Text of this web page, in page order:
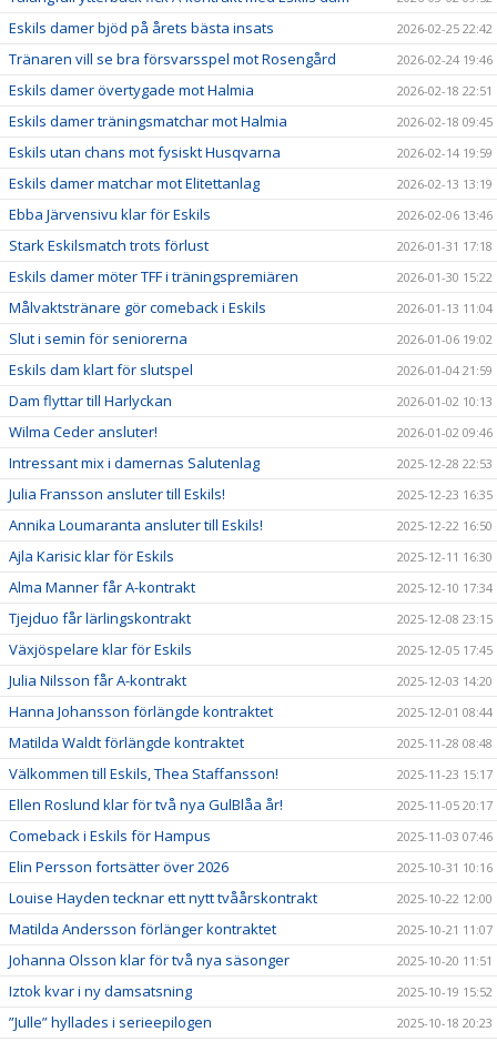
Eskils damer bjöd på årets bästa insats 2026-02-25 22:42
Tränaren vill se bra försvarsspel mot Rosengård 2026-02-24 19:46
Eskils damer övertygade mot Halmia 2026-02-18 22:51
Eskils damer träningsmatchar mot Halmia 2026-02-18 09:45
Eskils utan chans mot fysiskt Husqvarna 2026-02-14 19:59
Eskils damer matchar mot Elitettanlag 2026-02-13 13:19
Ebba Järvensivu klar för Eskils 2026-02-06 13:46
Stark Eskilsmatch trots förlust 2026-01-31 17:18
Eskils damer möter TFF i träningspremiären 2026-01-30 15:22
Målvaktstränare gör comeback i Eskils 2026-01-13 11:04
Slut i semin för seniorerna 2026-01-06 19:02
Eskils dam klart för slutspel 2026-01-04 21:59
Dam flyttar till Harlyckan 2026-01-02 10:13
Wilma Ceder ansluter! 2026-01-02 09:46
Intressant mix i damernas Salutenlag 2025-12-28 22:53
Julia Fransson ansluter till Eskils! 2025-12-23 16:35
Annika Loumaranta ansluter till Eskils! 2025-12-22 16:50
Ajla Karisic klar för Eskils 2025-12-11 16:30
Alma Manner får A-kontrakt 2025-12-10 17:34
Tjejduo får lärlingskontrakt 2025-12-08 23:15
Växjöspelare klar för Eskils 2025-12-05 17:45
Julia Nilsson får A-kontrakt 2025-12-03 14:20
Hanna Johansson förlängde kontraktet 2025-12-01 08:44
Matilda Waldt förlängde kontraktet 2025-11-28 08:48
Välkommen till Eskils, Thea Staffansson! 2025-11-23 15:17
Ellen Roslund klar för två nya GulBlåa år! 2025-11-05 20:17
Comeback i Eskils för Hampus 2025-11-03 07:46
Elin Persson fortsätter över 2026 2025-10-31 10:16
Louise Hayden tecknar ett nytt tvåårskontrakt 2025-10-22 12:00
Matilda Andersson förlänger kontraktet 2025-10-21 11:07
Johanna Olsson klar för två nya säsonger 2025-10-20 11:51
Iztok kvar i ny damsatsning 2025-10-19 15:52
”Julle” hyllades i serieepilogen 2025-10-18 20:23